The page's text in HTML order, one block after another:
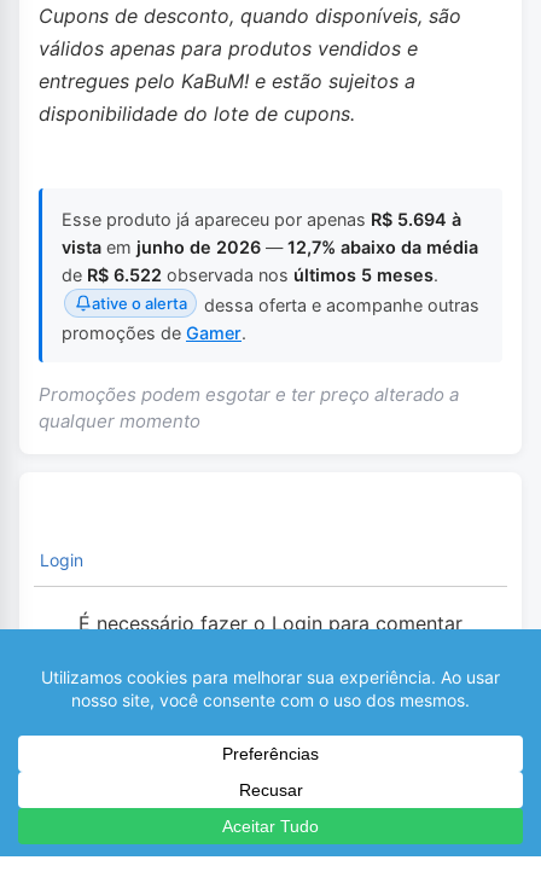
Cupons de desconto, quando disponíveis, são
válidos apenas para produtos vendidos e
entregues pelo KaBuM! e estão sujeitos a
disponibilidade do lote de cupons.
Esse produto já apareceu por apenas R$ 5.694 à
vista em junho de 2026 —12,7% abaixo da média
de R$ 6.522 observada nos últimos 5 meses.
ative o alerta
dessa oferta e acompanhe outras
promoções de Gamer.
Promoções podem esgotar e ter preço alterado a
qualquer momento
Login
É necessário fazer o Login para comentar
0 COMENTÁRIOS